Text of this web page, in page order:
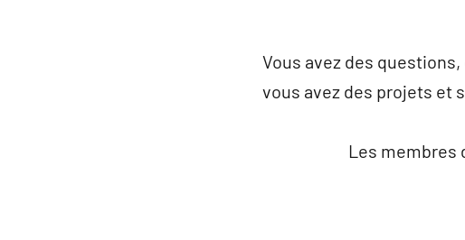
Vous avez des
vous avez des projets et
Les membres